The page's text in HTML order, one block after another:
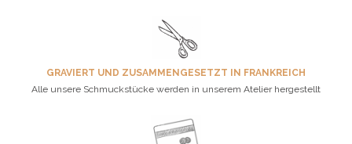
GRAVIERT UND ZUSAMMENGESETZT IN FRANKREICH
Alle unsere Schmuckstücke werden in unserem Atelier hergestellt